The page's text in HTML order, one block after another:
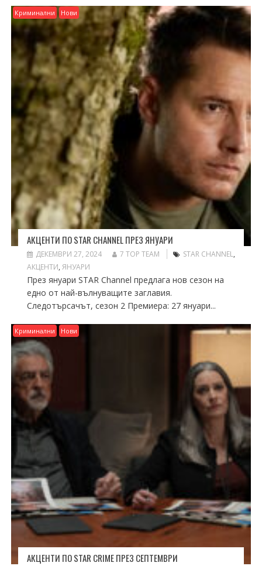
Криминални Нови
АКЦЕНТИ ПО STAR CHANNEL ПРЕЗ ЯНУАРИ
ДЕКЕМВРИ 27, 2024 7 TOP TEAM STAR CHANNEL,
АКЦЕНТИ, ЯНУАРИ
През януари STAR Channel предлага нов сезон на
едно от най-вълнуващите заглавия.
Следотърсачът, сезон 2 Премиера: 27 януари...
Криминални Нови
АКЦЕНТИ ПО STAR CRIME ПРЕЗ СЕПТЕМВРИ